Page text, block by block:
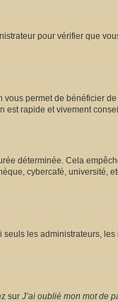
pour vérifier que
permet de bénéficier
est rapide et vivement
déterminée. Cela
cybercafé, université,
seuls les administrateurs,
sur J’ai oublié mon mot de